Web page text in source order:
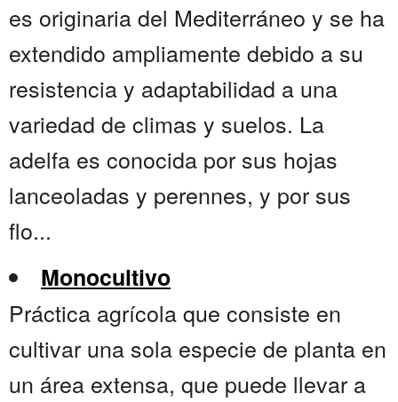
es originaria del Mediterráneo y se ha
extendido ampliamente debido a su
resistencia y adaptabilidad a una
variedad de climas y suelos. La
adelfa es conocida por sus hojas
lanceoladas y perennes, y por sus
flo...
Monocultivo
Práctica agrícola que consiste en
cultivar una sola especie de planta en
un área extensa, que puede llevar a